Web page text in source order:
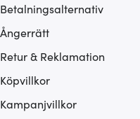
Betalningsalternativ
Ångerrätt
Retur & Reklamation
Köpvillkor
Kampanjvillkor